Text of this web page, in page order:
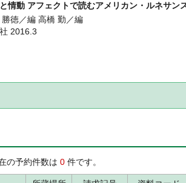
情動 アフェクトで読むアメリカン・ルネサン
徳／編 高橋 勤／編
2016.3
の予約件数は 0 件です。